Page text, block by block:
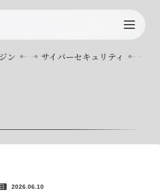
ン サイバーセキュリティ
2026.06.10